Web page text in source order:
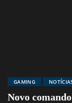
GAMING
Novo